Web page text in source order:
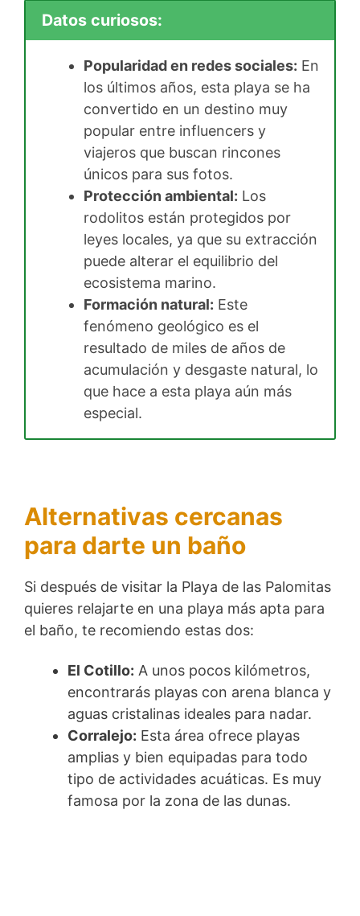
Datos curiosos:
Popularidad en redes sociales: En
los últimos años, esta playa se ha
convertido en un destino muy
popular entre influencers y
viajeros que buscan rincones
únicos para sus fotos.
Protección ambiental: Los
rodolitos están protegidos por
leyes locales, ya que su extracción
puede alterar el equilibrio del
ecosistema marino.
Formación natural: Este
fenómeno geológico es el
resultado de miles de años de
acumulación y desgaste natural, lo
que hace a esta playa aún más
especial.
Alternativas cercanas
para darte un baño
Si después de visitar la Playa de las Palomitas
quieres relajarte en una playa más apta para
el baño, te recomiendo estas dos:
El Cotillo: A unos pocos kilómetros,
encontrarás playas con arena blanca y
aguas cristalinas ideales para nadar.
Corralejo: Esta área ofrece playas
amplias y bien equipadas para todo
tipo de actividades acuáticas. Es muy
famosa por la zona de las dunas.